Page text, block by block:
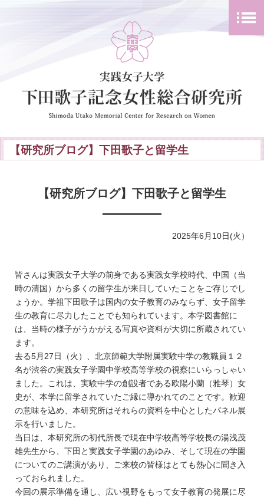
【研究所ブログ】下田歌子と留学生
【研究所ブログ】下田歌子と留学生
2025年6月10日(火）
皆さんは実践女子大学の前身である実践女学校時代、中国（当
時の清国）から多くの留学生が来日していたことをご存じでし
ょうか。学祖下田歌子は国内の女子教育のみならず、女子留学
生の教育に尽力したことでも知られています。本学図書館に
は、当時の様子がうかがえる写真や資料が大切に所蔵されてい
ます。
去る5月27日（火）、北京師範大学附属実験中学の教職員１２
名が渋谷の実践女子学園中学校高等学校の視察にいらっしゃい
ました。これは、実験中学の創設者である欧陽小蘭（雅琴）女
史が、本学に留学されていたご縁に導かれてのことです。歓迎
の意味を込め、本研究所はそれらの資料を中心としたパネル展
示を行いました。
当日は、本研究所の初代所長で現在中学校高等学校長の湯浅茂
雄先生から、下田と実践女子学園のあゆみ、そして現在の学園
についてのご講演があり、ご来校の皆様はとても熱心に聞き入
っておられました。
今回の展示準備を通し、広い視野をもって女子教育の発展に尽